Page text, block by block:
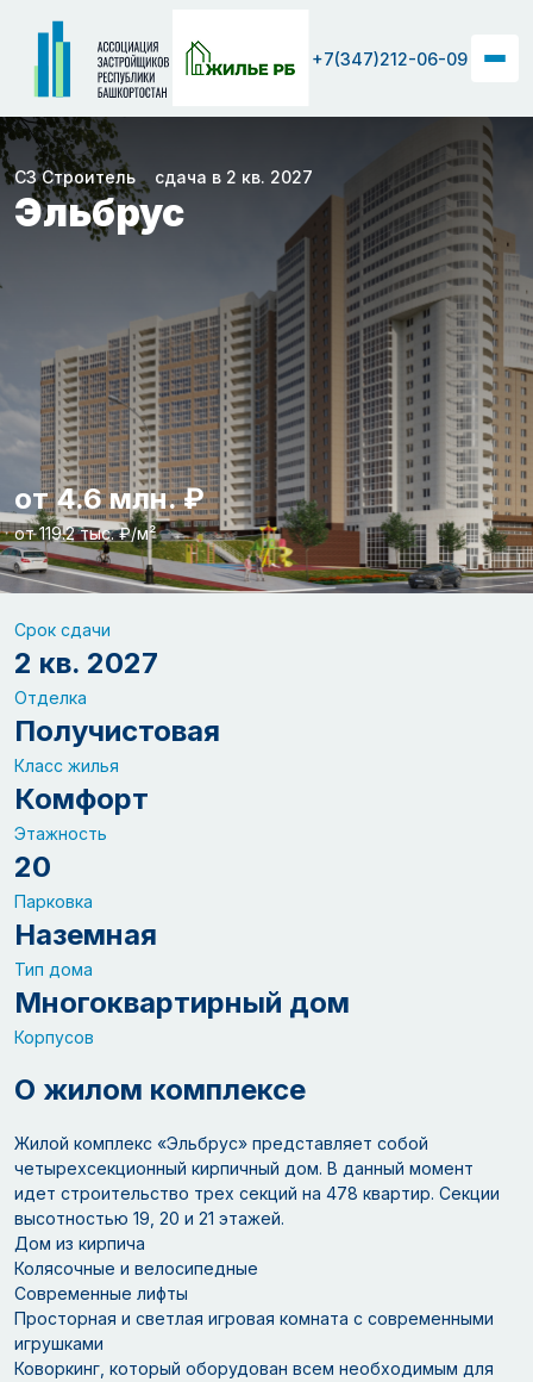
+7(347)212-06-09
СЗ Строитель сдача в 2 кв. 2027
Эльбрус
от 4.6 млн. ₽
от 119.2 тыс. ₽/м²
О жилом комплексе
Жилой комплекс «Эльбрус» представляет собой
четырехсекционный кирпичный дом. В данный момент
идет строительство трех секций на 478 квартир. Секции
высотностью 19, 20 и 21 этажей.
Дом из кирпича
Колясочные и велосипедные
Современные лифты
Просторная и светлая игровая комната с современными
игрушками
Коворкинг, который оборудован всем необходимым для
Срок сдачи
2 кв. 2027
Отделка
Получистовая
Класс жилья
Комфорт
Этажность
20
Парковка
Наземная
Тип дома
Многоквартирный дом
Корпусов